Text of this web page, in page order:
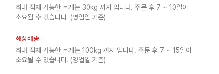
최대 적재 가능한 무게는 30kg 까지 입니다. 주문 후 7 ~ 10일이
소요될 수 있습니다. (영업일 기준)
해상배송
최대 적재 가능한 무게는 100kg 까지 입니다. 주문 후 7 ~ 15일이
소요될 수 있습니다. (영업일 기준)